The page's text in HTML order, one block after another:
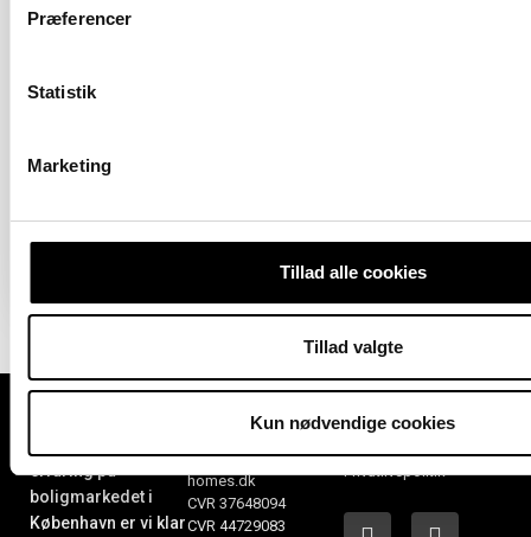
Præferencer
Statistik
Marketing
Tillad alle cookies
Tillad valgte
Kun nødvendige cookies
Værelser 4 Leje 16.500 kr.
erfaring på
boligmarkedet i
København er vi klar
Kontakt os
Telefon 24 64 07 88
kontakt@sweet-
homes.dk
CVR 37648094
CVR 44729083
Læs mere
Privatlivspolitik